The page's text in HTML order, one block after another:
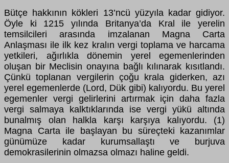
Bütçe hakkının kökleri 13’ncü yüzyıla kadar gidiyor.
Öyle ki 1215 yılında Britanya’da Kral ile yerelin
temsilcileri arasında imzalanan Magna Carta
Anlaşması ile ilk kez kralın vergi toplama ve harcama
yetkileri, ağırlıkla dönemin yerel egemenlerinden
oluşan bir Meclisin onayına bağlı kılınarak kısıtlandı.
Çünkü toplanan vergilerin çoğu krala giderken, azı
yerel egemenlerde (Lord, Dük gibi) kalıyordu. Bu yerel
egemenler vergi gelirlerini artırmak için daha fazla
vergi salmaya kalktıklarında ise vergi yükü altında
bunalmış olan halkla karşı karşıya kalıyordu. (1)
Magna Carta ile başlayan bu süreçteki kazanımlar
günümüze kadar kurumsallaştı ve burjuva
demokrasilerinin olmazsa olmazı haline geldi.